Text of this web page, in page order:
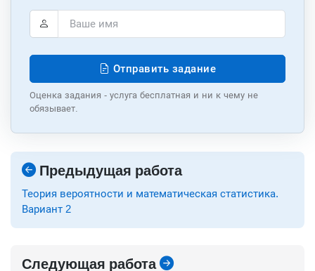
Отправить задание
Оценка задания - услуга бесплатная и ни к чему не
обязывает.
Предыдущая работа
Теория вероятности и математическая статистика.
Вариант 2
Следующая работа